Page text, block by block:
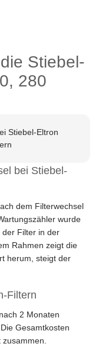
Stiebel-
280
Stiebel-Eltron
bei Stiebel-
dem Filterwechsel
wurde
der Filter in der
Rahmen zeigt die
herum, steigt der
Filtern
2 Monaten
Gesamtkosten